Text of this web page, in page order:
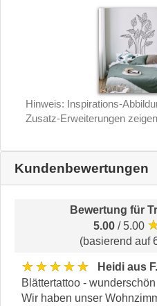
Hinweis: Inspirations-
Zusatz-Erweiterungen
Kundenbewertungen
Bewertung für
5.00 / 5.00
(basierend auf
★★★★★
Heidi aus F.
Blättertattoo - wunderschön
Wir haben unser